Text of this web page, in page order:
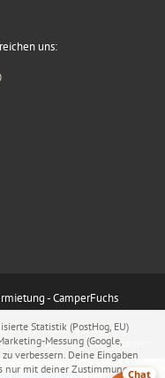
Statistik (PostHog, EU)
Messung (Google,
verbessern. Deine Eingaben
nur mit deiner Zustimmung –
uns:
- CamperFuchs
Zusatzversicherung
Angebot anfordern
Chat